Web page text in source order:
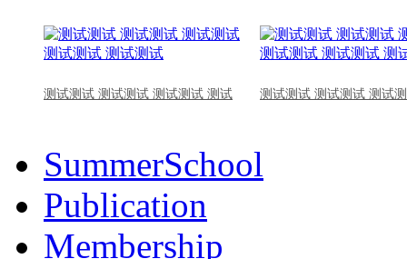
测试测试 测试测试 测试测试 测试 测试测试 测试测试 测试
SummerSchool
Publication
Membership